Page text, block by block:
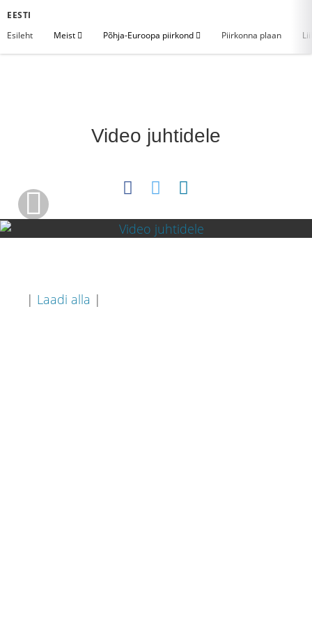
EESTI
Esileht
Meist Põhja-Euroopa piirkond Piirkonna plaan
Video juhtidele
| Laadi alla |